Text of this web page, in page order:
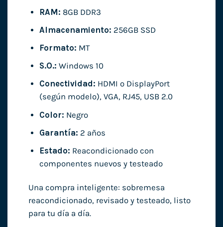
RAM: 8GB DDR3
Almacenamiento: 256GB SSD
Formato: MT
S.O.: Windows 10
Conectividad: HDMI o DisplayPort
(según modelo), VGA, RJ45, USB 2.0
Color: Negro
Garantía: 2 años
Estado: Reacondicionado con
componentes nuevos y testeado
Una compra inteligente: sobremesa
reacondicionado, revisado y testeado, listo
para tu día a día.